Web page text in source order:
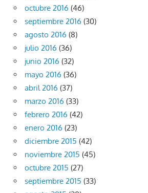
octubre 2016 (46)
septiembre 2016 (30)
agosto 2016 (8)
julio 2016 (36)
junio 2016 (32)
mayo 2016 (36)
abril 2016 (37)
marzo 2016 (33)
febrero 2016 (42)
enero 2016 (23)
diciembre 2015 (42)
noviembre 2015 (45)
octubre 2015 (27)
septiembre 2015 (33)